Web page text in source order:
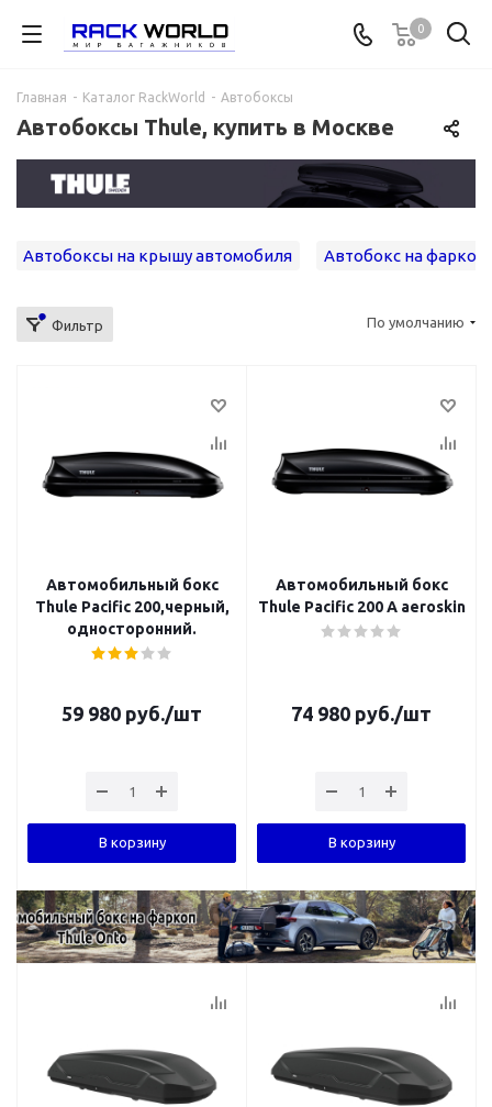
0
Главная - Каталог RackWorld - Автобоксы
Автобоксы Thule, купить в Москве
Автобоксы на крышу автомобиля Автобокс на фаркоп
Фильтр По умолчанию
Автомобильный бокс
Thule Pacific 200,черный,
односторонний.
59 980 руб./шт
В корзину
Автомобильный бокс
Thule Pacific 200 A aeroskin
74 980 руб./шт
В корзину